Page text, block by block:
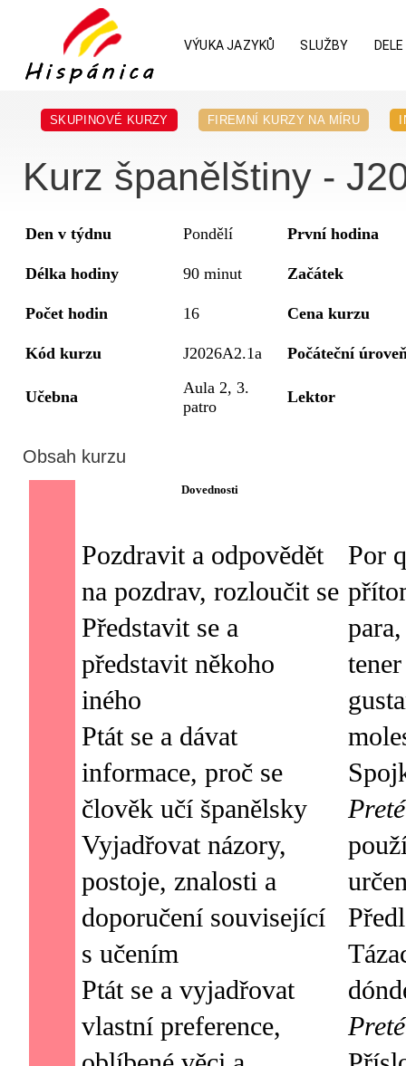
VÝUKA JAZYKŮ SLUŽBY DELE
SKUPINOVÉ KURZY FIREMNÍ KURZY NA MÍRU
Kurz španělštiny -
Den v týdnu Pondělí První hodina
Délka hodiny 90 minut Začátek
Počet hodin 16 Cena kurzu
Kód kurzu J2026A2.1a Počáteční
Učebna
Aula 2, 3.
patro
Lektor
Obsah kurzu
Dovednosti
Pozdravit a odpovědět
na pozdrav, rozloučit se
Představit se a
představit někoho
iného
Ptát se a dávat
informace, proč se
člověk učí španělsky
Vyjadřovat názory,
postoje, znalosti a
doporučení související
s učením
Ptát se a vyjadřovat
vlastní preference,
Por